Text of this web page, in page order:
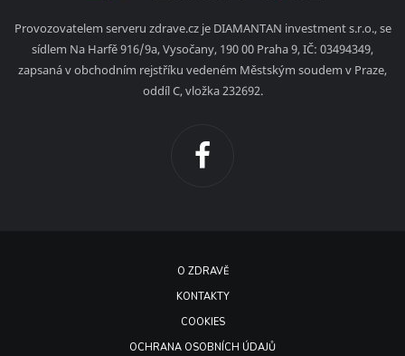
Provozovatelem serveru zdrave.cz je DIAMANTAN investment s.r.o., se
sídlem Na Harfě 916/9a, Vysočany, 190 00 Praha 9, IČ: 03494349,
zapsaná v obchodním rejstříku vedeném Městským soudem v Praze,
oddíl C, vložka 232692.
O ZDRAVĚ
KONTAKTY
COOKIES
OCHRANA OSOBNÍCH ÚDAJŮ